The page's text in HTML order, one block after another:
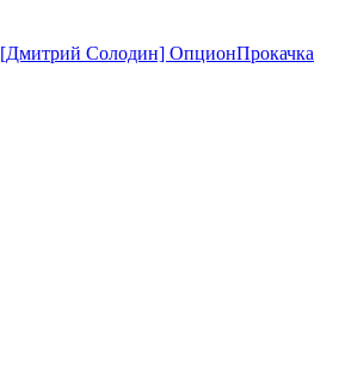
[Дмитрий Солодин] ОпционПрокачка